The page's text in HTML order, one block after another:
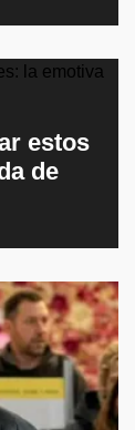
estos
de